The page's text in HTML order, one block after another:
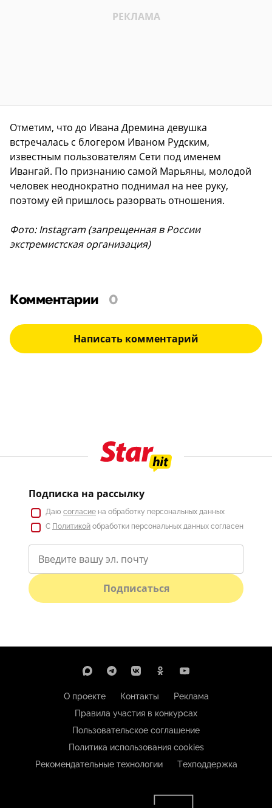
Отметим, что до Ивана Дремина девушка
встречалась с блогером Иваном Рудским,
известным пользователям Сети под именем
Ивангай. По признанию самой Марьяны, молодой
человек неоднократно поднимал на нее руку,
поэтому ей пришлось разорвать отношения.
Фото: Instagram (запрещенная в России
экстремистская организация)
Комментарии 0
Написать комментарий
Подписка на рассылку
Даю согласие на обработку персональных данных
С Политикой обработки персональных данных согласен
Подписаться
О проекте Контакты
Реклама
Правила участия в конкурсах
Пользовательское соглашение
Политика использования cookies
Рекомендательные технологии
Техподдержка